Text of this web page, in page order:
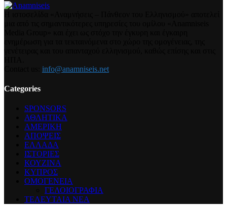
info@anamniseis.net
Categories
SPONSORS
ΑΘΛΗΤΙΚΑ
ΑΜΕΡΙΚΗ
ΑΠΟΨΕΙΣ
ΕΛΛΑΔΑ
ΙΣΤΟΡΙΕΣ
ΚΟΥΖΙΝΑ
ΚΥΠΡΟΣ
ΟΜΟΓΕΝΕΙΑ
ΓΕΛΟΙΟΓΡΑΦΙΑ
ΤΕΛΕΥΤΑΙΑ ΝΕΑ